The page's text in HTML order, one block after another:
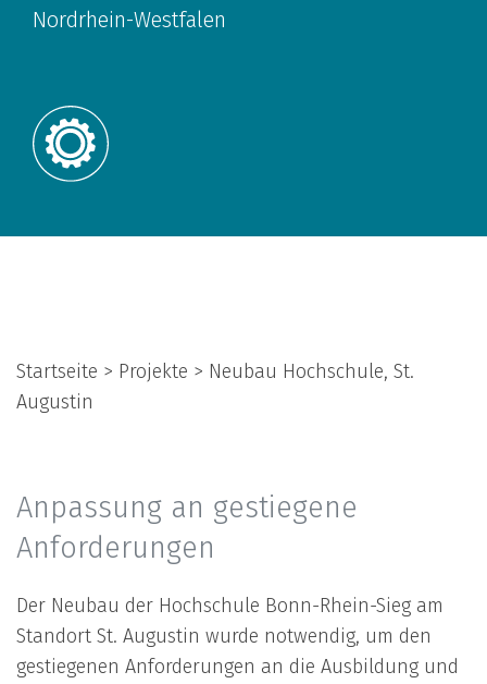
Nordrhein-Westfalen
Startseite > Projekte > Neubau Hochschule, St.
Augustin
Anpassung an gestiegene
Anforderungen
Der Neubau der Hochschule Bonn-Rhein-Sieg am
Standort St. Augustin wurde notwendig, um den
gestiegenen Anforderungen an die Ausbildung und